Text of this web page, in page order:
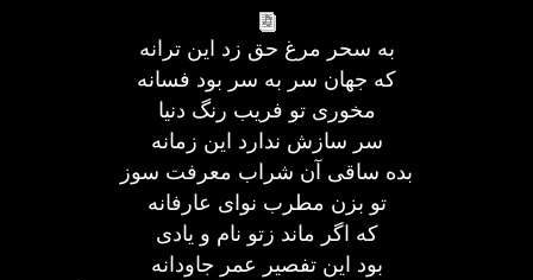
به سحر مرغ حق زد این ترانه
که جهان سر به سر بود فسانه
مخوری تو فریب رنگ دنیا
سر سازش ندارد این زمانه
بده ساقی آن شراب معرفت سوز
تو بزن مطرب نوای عارفانه
که اگر ماند زتو نام و یادی
بود این تفصیر عمر جاودانه